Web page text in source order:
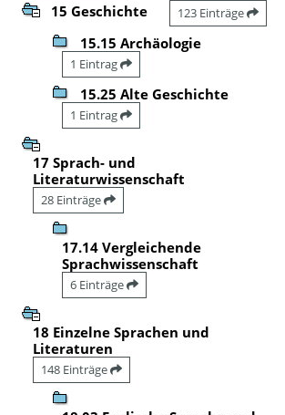
15 Geschichte 123 Einträge
15.15 Archäologie
1 Eintrag
15.25 Alte Geschichte
1 Eintrag
17 Sprach- und
Literaturwissenschaft
28 Einträge
17.14 Vergleichende
Sprachwissenschaft
6 Einträge
18 Einzelne Sprachen und
Literaturen
148 Einträge